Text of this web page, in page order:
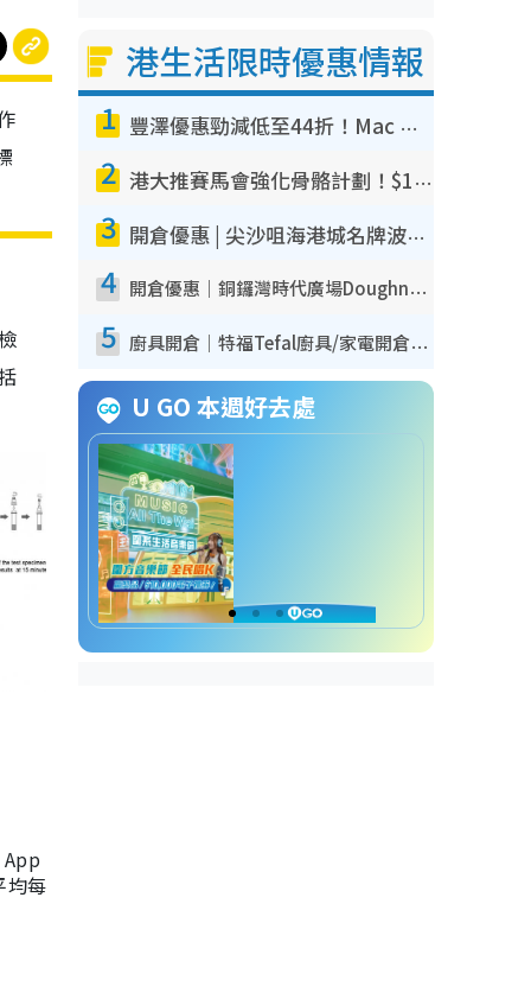
均每
港生活限時優惠情報
1 豐澤優惠勁減低至44折！Mac mini/iPhone17Pro大減價！廚房家電$220起
2 港大推賽馬會強化骨骼計劃！$100骨質密度X光檢查 完成免費運動訓練送超市禮券！附參加資格
3 開倉優惠 | 尖沙咀海港城名牌波鞋開倉低至1折！On鞋$899起／Joy&Peace鞋履$98起
4 開倉優惠｜銅鑼灣時代廣場Doughnut/Campo Marzio開倉低至1折！背囊、書包、手袋劈價$200起
5 廚具開倉｜特福Tefal廚具/家電開倉低至3折！$220起買平底鍋/炒鑊/湯煲！電飯煲/吸塵機/燙斗$418起
U GO 本週好去處